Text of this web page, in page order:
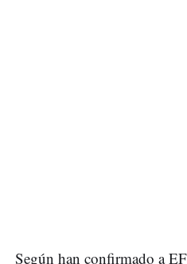
Según han confirmado a